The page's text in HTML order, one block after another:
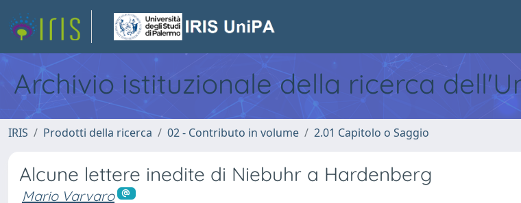
Archivio istituzionale della ricerca
IRIS Prodotti della ricerca 02 - Contributo in volume 2.01 Capitolo o Saggio
Alcune lettere inedite di Niebuhr a Hardenberg
Mario Varvaro